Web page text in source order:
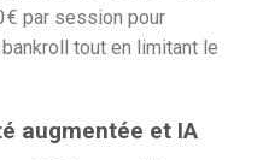
€ par session pour
tout en limitant le
augmentée et IA